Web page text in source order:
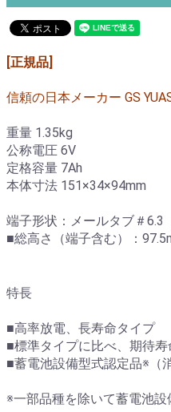
[正規品]
信頼の日本メーカー GS
重量 1.35kg
公称電圧 6V
定格容量 7Ah
本体寸法 151×34×94mm
端子形状：メールタブ＃6.3
■総高さ（端子含む）：
特長
■高率放電、長寿命タイプ
■標準タイプに比べ、期待寿
■蓄電池設備型式認定品※（
※一部品種を除いて蓄電池設